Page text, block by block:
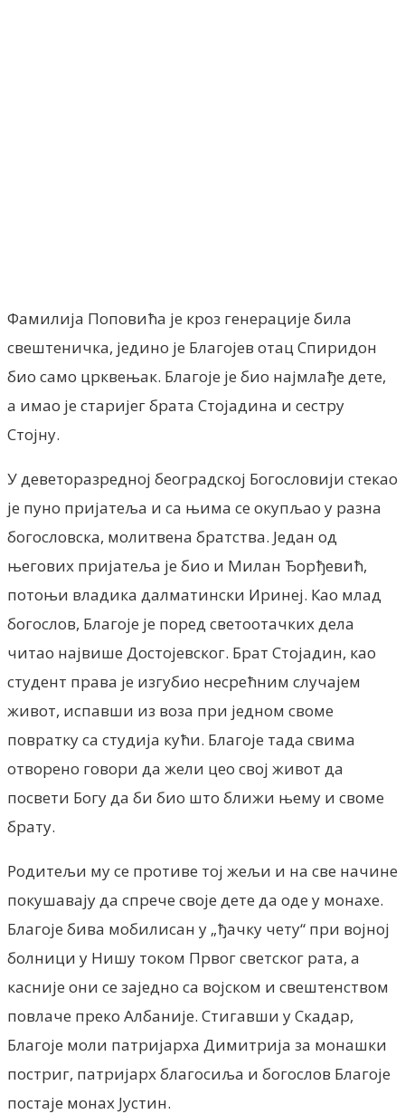
Фамилија Поповића је кроз генерације била
свештеничка, једино је Благојев отац Спиридон
био само црквењак. Благоје је био најмлађе дете,
а имао је старијег брата Стојадина и сестру
Стојну.
У деветоразредној београдској Богословији стекао
је пуно пријатеља и са њима се окупљао у разна
богословска, молитвена братства. Један од
његових пријатеља је био и Милан Ђорђевић,
потоњи владика далматински Иринеј. Као млад
богослов, Благоје је поред светоотачких дела
читао највише Достојевског. Брат Стојадин, као
студент права је изгубио несрећним случајем
живот, испавши из воза при једном своме
повратку са студија кући. Благоје тада свима
отворено говори да жели цео свој живот да
посвети Богу да би био што ближи њему и своме
брату.
Родитељи му се противе тој жељи и на све начине
покушавају да спрече своје дете да оде у монахе.
Благоје бива мобилисан у „ђачку чету“ при војној
болници у Нишу током Првог светског рата, а
касније они се заједно са војском и свештенством
повлаче преко Албаније. Стигавши у Скадар,
Благоје моли патријарха Димитрија за монашки
постриг, патријарх благосиља и богослов Благоје
постаје монах Јустин.